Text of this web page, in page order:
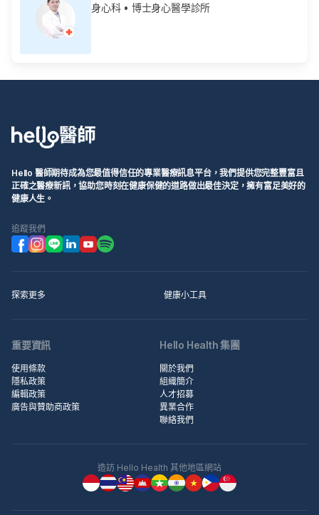
身心科• 博士身心醫學診所
Hello 醫師期待成為您最值得信任的專業醫療訊息平台，我們提供您完整豐富且
正確之醫療新訊，協助您時刻在健康保健的道路做出最佳決定，擁有富足美好的
健康人生。
追蹤我們
探索更多 健康小工具
重要資訊
使用條款
隱私政策
編輯政策
廣告與贊助商政策
Hello Health 集團
關於我們
組織簡介
人才招募
異業合作
聯絡我們
造訪 Hello Health 其他地區網站